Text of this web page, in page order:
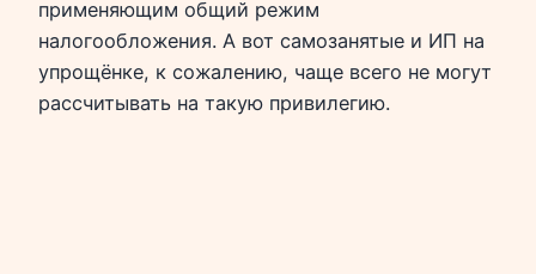
применяющим общий режим
налогообложения. А вот самозанятые и ИП на
упрощёнке, к сожалению, чаще всего не могут
рассчитывать на такую привилегию.